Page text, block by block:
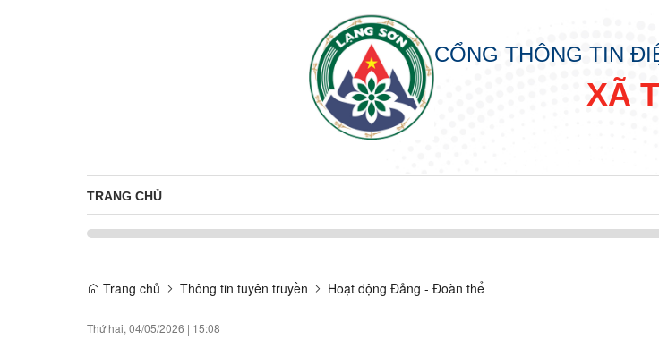
CỔNG THÔNG TIN
XÃ
TRANG CHỦ
Trang chủ Thông tin tuyên truyền Hoạt động Đảng - Đoàn thể
Thứ hai, 04/05/2026 | 15:08